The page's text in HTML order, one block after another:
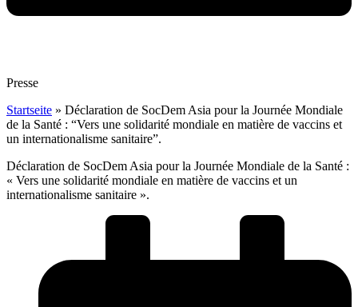
Presse
Startseite » Déclaration de SocDem Asia pour la Journée Mondiale
de la Santé : “Vers une solidarité mondiale en matière de vaccins et
un internationalisme sanitaire”.
Déclaration de SocDem Asia pour la Journée Mondiale de la Santé :
« Vers une solidarité mondiale en matière de vaccins et un
internationalisme sanitaire ».